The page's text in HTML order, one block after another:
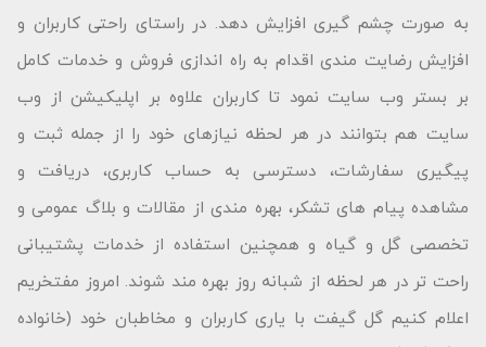
به صورت چشم گیری افزایش دهد. در راستای راحتی کاربران و
افزایش رضایت مندی اقدام به راه اندازی فروش و خدمات کامل
بر بستر وب سایت نمود تا کاربران علاوه بر اپلیکیشن از وب
سایت هم بتوانند در هر لحظه نیازهای خود را از جمله ثبت و
پیگیری سفارشات، دسترسی به حساب کاربری، دریافت و
مشاهده پیام های تشکر، بهره مندی از مقالات و بلاگ عمومی و
تخصصی گل و گیاه و همچنین استفاده از خدمات پشتیبانی
راحت تر در هر لحظه از شبانه روز بهره مند شوند. امروز مفتخریم
اعلام کنیم گل گیفت با یاری کاربران و مخاطبان خود (خانواده